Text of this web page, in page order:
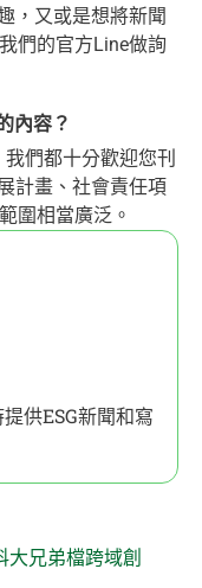
，又或是想將新聞
們的官方Line做詢
內容？
們都十分歡迎您刊
計畫、社會責任項
圍相當廣泛。
供ESG新聞和寫
大兄弟檔跨域創